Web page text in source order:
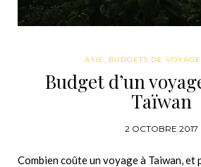
ASIE, BUDGETS DE VOYAGE
Budget d’un
Taïwan
2 OCTOBRE 2017
Combien coûte un voyage à Taiwan, et